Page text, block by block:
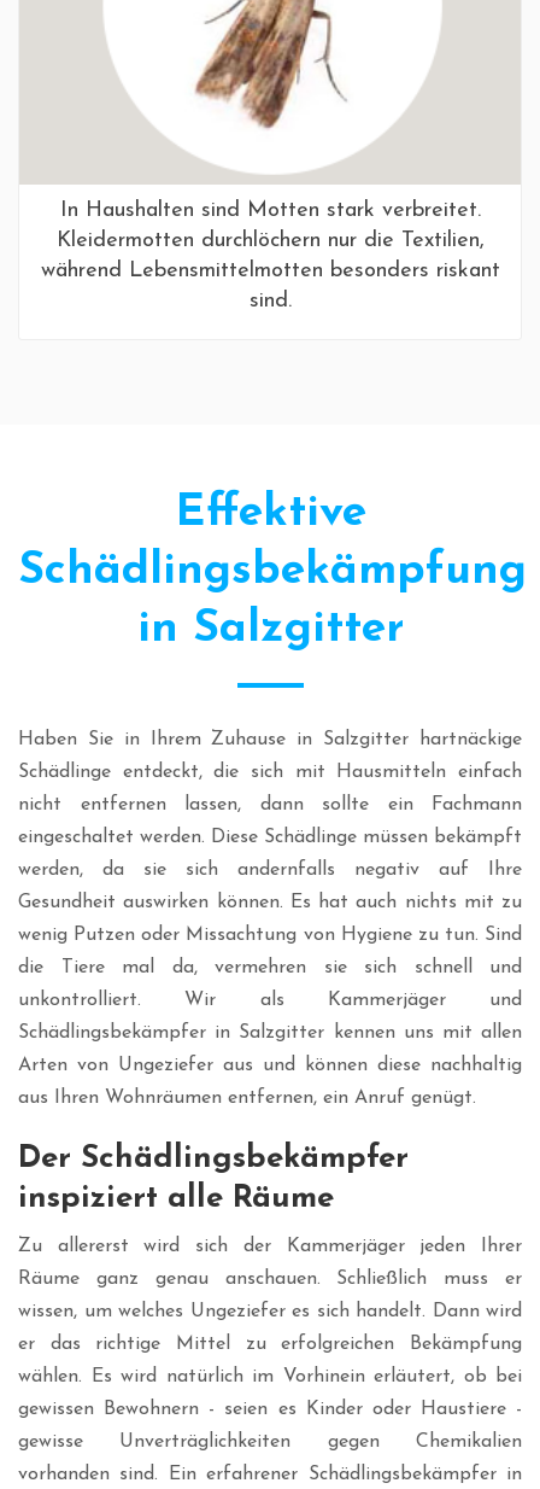
In Haushalten sind Motten stark verbreitet.
Kleidermotten durchlöchern nur die Textilien,
während Lebensmittelmotten besonders riskant
sind.
Effektive
Schädlingsbekämpfung
in Salzgitter
Haben Sie in Ihrem Zuhause in Salzgitter hartnäckige
Schädlinge entdeckt, die sich mit Hausmitteln einfach
nicht entfernen lassen, dann sollte ein Fachmann
eingeschaltet werden. Diese Schädlinge müssen bekämpft
werden, da sie sich andernfalls negativ auf Ihre
Gesundheit auswirken können. Es hat auch nichts mit zu
wenig Putzen oder Missachtung von Hygiene zu tun. Sind
die Tiere mal da, vermehren sie sich schnell und
unkontrolliert. Wir als Kammerjäger und
Schädlingsbekämpfer in Salzgitter kennen uns mit allen
Arten von Ungeziefer aus und können diese nachhaltig
aus Ihren Wohnräumen entfernen, ein Anruf genügt.
Der Schädlingsbekämpfer
inspiziert alle Räume
Zu allererst wird sich der Kammerjäger jeden Ihrer
Räume ganz genau anschauen. Schließlich muss er
wissen, um welches Ungeziefer es sich handelt. Dann wird
er das richtige Mittel zu erfolgreichen Bekämpfung
wählen. Es wird natürlich im Vorhinein erläutert, ob bei
gewissen Bewohnern - seien es Kinder oder Haustiere -
gewisse Unverträglichkeiten gegen Chemikalien
vorhanden sind. Ein erfahrener Schädlingsbekämpfer in